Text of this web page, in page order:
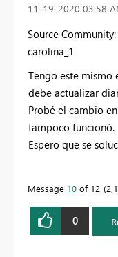
‎11-19-2020 03:58
Source
carolina_1
Tengo este mismo
debe actualizar
Probé el cambio
tampoco funcionó.
Espero que se
Message 10 of 12
0